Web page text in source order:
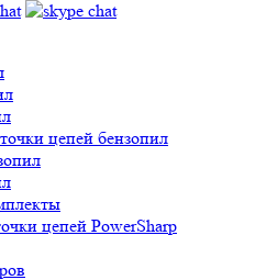
цепей бензопил
цепей PowerSharp